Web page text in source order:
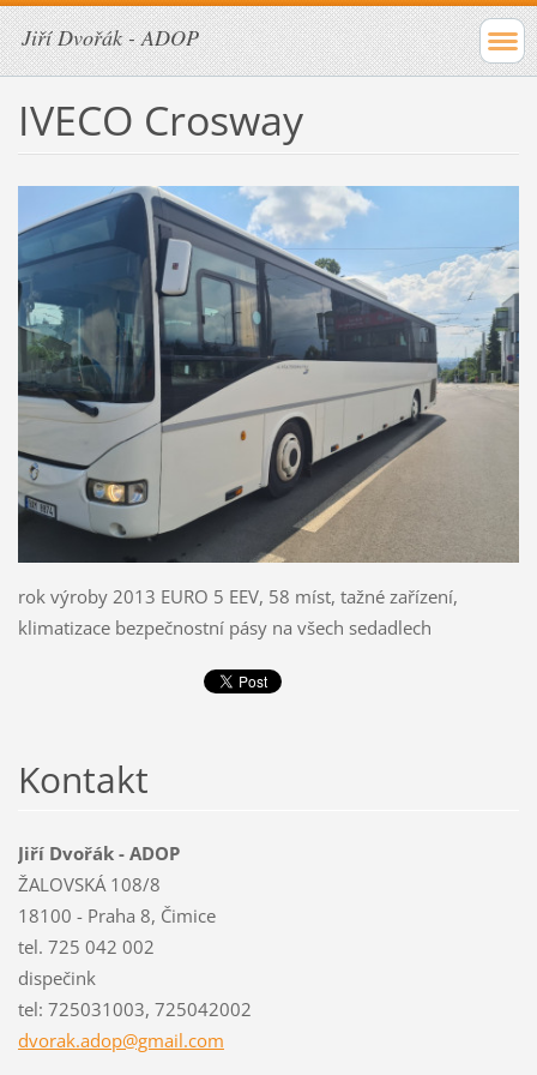
Jiří Dvořák - ADOP
IVECO Crosway
rok výroby 2013 EURO 5 EEV, 58 míst, tažné zařízení,
klimatizace bezpečnostní pásy na všech sedadlech
Kontakt
Jiří Dvořák - ADOP
ŽALOVSKÁ 108/8
18100 - Praha 8, Čimice
tel. 725 042 002
dispečink
tel: 725031003, 725042002
dvorak.adop@gmail.com